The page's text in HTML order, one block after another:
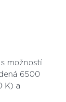
možností
6500
K) a